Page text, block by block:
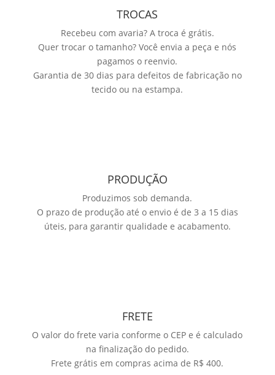
TROCAS
Recebeu com avaria? A troca é grátis.
Quer trocar o tamanho? Você envia a peça e nós
pagamos o reenvio.
Garantia de 30 dias para defeitos de fabricação no
tecido ou na estampa.
PRODUÇÃO
Produzimos sob demanda.
O prazo de produção até o envio é de 3 a 15 dias
úteis, para garantir qualidade e acabamento.
FRETE
O valor do frete varia conforme o CEP e é calculado
na finalização do pedido.
Frete grátis em compras acima de R$ 400.